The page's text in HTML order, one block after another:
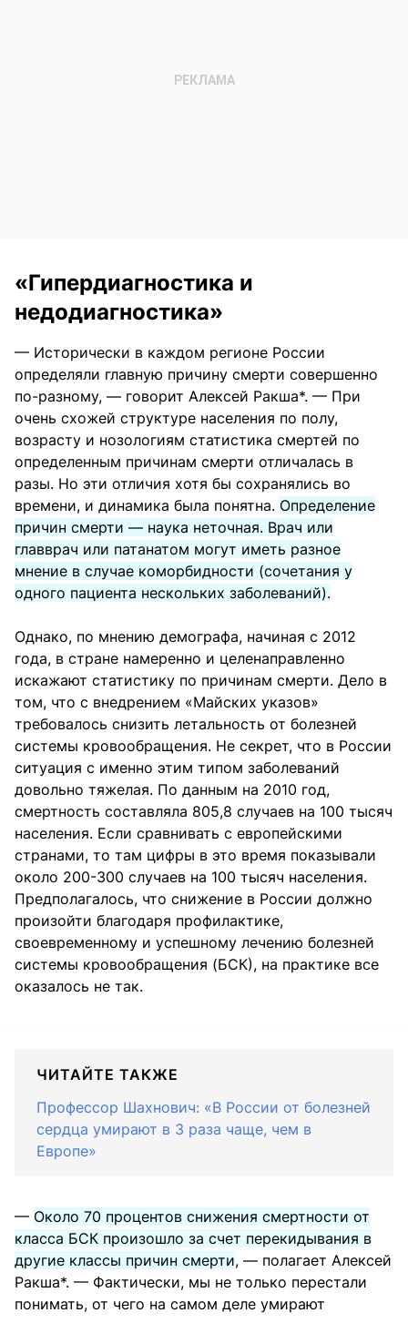
«Гипердиагностика и
недодиагностика»
— Исторически в каждом регионе России
определяли главную причину смерти совершенно
по-разному, — говорит Алексей Ракша*. — При
очень схожей структуре населения по полу,
возрасту и нозологиям статистика смертей по
определенным причинам смерти отличалась в
разы. Но эти отличия хотя бы сохранялись во
времени, и динамика была понятна. Определение
причин смерти — наука неточная. Врач или
главврач или патанатом могут иметь разное
мнение в случае коморбидности (сочетания у
одного пациента нескольких заболеваний).
Однако, по мнению демографа, начиная с 2012
года, в стране намеренно и целенаправленно
искажают статистику по причинам смерти. Дело в
том, что с внедрением «Майских указов»
требовалось снизить летальность от болезней
системы кровообращения. Не секрет, что в России
ситуация с именно этим типом заболеваний
довольно тяжелая. По данным на 2010 год,
смертность составляла 805,8 случаев на 100 тысяч
населения. Если сравнивать с европейскими
странами, то там цифры в это время показывали
около 200-300 случаев на 100 тысяч населения.
Предполагалось, что снижение в России должно
произойти благодаря профилактике,
своевременному и успешному лечению болезней
системы кровообращения (БСК), на практике все
оказалось не так.
ЧИТАЙТЕ ТАКЖЕ
Профессор Шахнович: «В России от болезней
сердца умирают в 3 раза чаще, чем в
Европе»
— Около 70 процентов снижения смертности от
класса БСК произошло за счет перекидывания в
другие классы причин смерти, — полагает Алексей
Ракша*. — Фактически, мы не только перестали
понимать, от чего на самом деле умирают